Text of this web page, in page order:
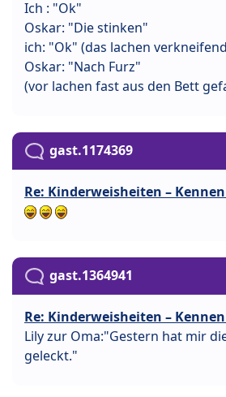
Ich : "Ok"
Oskar: "Die stinken"
ich: "Ok" (das lachen
Oskar: "Nach Furz"
(vor lachen fast aus den Bett
gast.1174369
Re: Kinderweisheiten –
gast.1364941
Re: Kinderweisheiten –
Lily zur Oma:"Gestern hat mir
geleckt."